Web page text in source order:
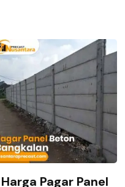
Harga Pagar Panel